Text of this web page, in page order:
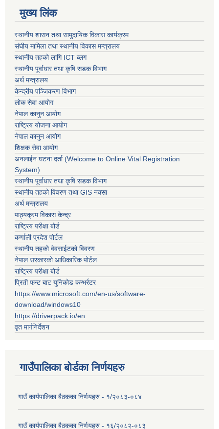
मुख्य लिंक
स्थानीय शासन तथा सामुदायिक विकास कार्यक्रम
संघीय मामिला तथा स्थानीय विकास मन्त्रालय
स्थानीय तहको लागि ICT ब्लग
स्थानीय पूर्वाधार तथा कृषि सडक विभाग
अर्थ मन्त्रालय
केन्द्रीय पञ्जिकरण विभाग
लोक सेवा आयोग
नेपाल कानुन आयोग
राष्ट्रिय योजना आयोग
नेपाल कानुन आयोग
शिक्षक सेवा आयोग
अनलाईन घटना दर्ता (Welcome to Online Vital Registration
System)
स्थानीय पूर्वाधार तथा कृषि सडक विभाग
स्थानीय तहको विवरण तथा GIS नक्सा
अर्थ मन्त्रालय
पाठ्यक्रम विकास केन्द्र
राष्ट्रिय परीक्षा बोर्ड
कर्णाली प्रदेश पोर्टल
स्थानीय तहको वेवसाईटको विवरण
नेपाल सरकारको आधिकारिक पोर्टल
राष्ट्रिय परीक्षा बोर्ड
प्रिती फन्ट बाट युनिकोड कन्भर्रटर
https://www.microsoft.com/en-us/software-
download/windows10
https://driverpack.io/en
वृत मार्गनिर्देशन
गाउँपालिका बोर्डका निर्णयहरु
गाउँ कार्यपालिका बैठकका निर्णयहरु - १/२०८३-०८४
गाउँ कार्यपालिका बैठकका निर्णयहरु - १६/२०८२-०८३